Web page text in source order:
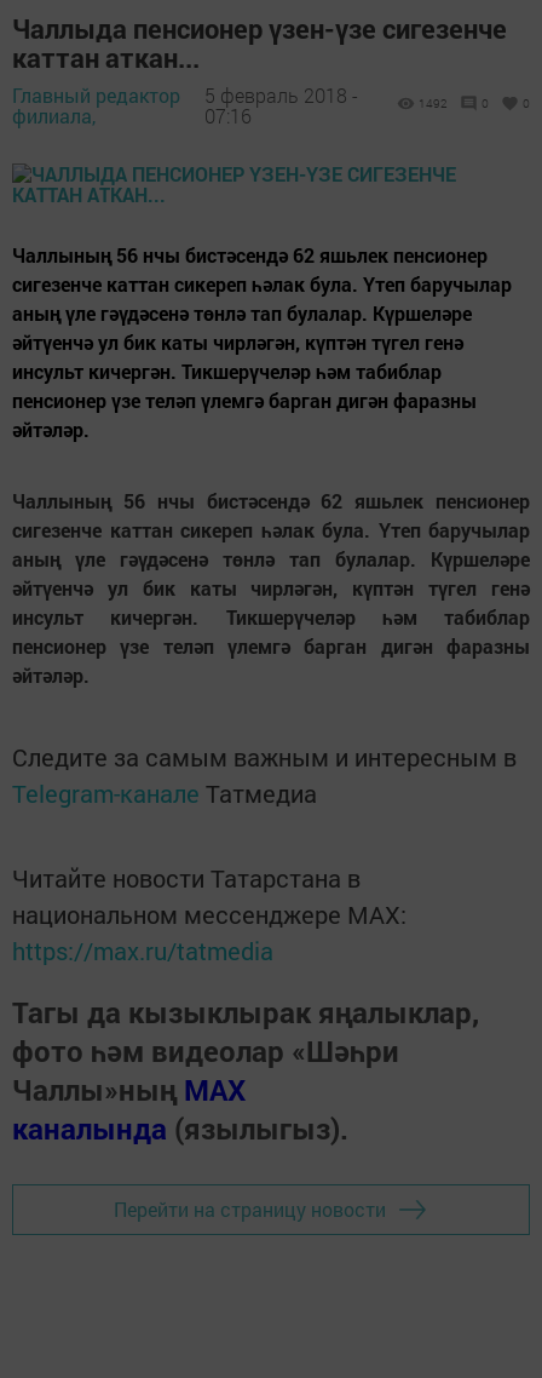
Чаллыда пенсионер үзен-үзе сигезенче
каттан аткан...
Главный редактор
филиала,
5 февраль 2018 -
07:16
1492 0 0
Чаллының 56 нчы бистәсендә 62 яшьлек пенсионер
сигезенче каттан сикереп һәлак була. Үтеп баручылар
аның үле гәүдәсенә төнлә тап булалар. Күршеләре
әйтүенчә ул бик каты чирләгән, күптән түгел генә
инсульт кичергән. Тикшерүчеләр һәм табиблар
пенсионер үзе теләп үлемгә барган дигән фаразны
әйтәләр.
Чаллының 56 нчы бистәсендә 62 яшьлек пенсионер
сигезенче каттан сикереп һәлак була. Үтеп баручылар
аның үле гәүдәсенә төнлә тап булалар. Күршеләре
әйтүенчә ул бик каты чирләгән, күптән түгел генә
инсульт кичергән. Тикшерүчеләр һәм табиблар
пенсионер үзе теләп үлемгә барган дигән фаразны
әйтәләр.
Следите за самым важным и интересным в
Telegram-канале Татмедиа
Читайте новости Татарстана в
национальном мессенджере MАХ:
https://max.ru/tatmedia
Тагы да кызыклырак яңалыклар,
фото һәм видеолар «Шәһри
Чаллы»ның MAX
каналында (язылыгыз).
Перейти на страницу новости